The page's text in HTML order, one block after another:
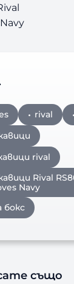
rival
rival
Rival
Navy
бокс
също